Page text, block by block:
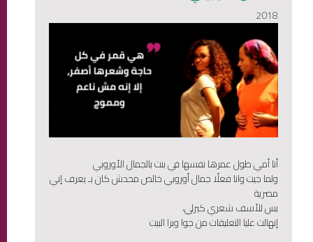
2018
أنا أمي طول عمرها نفسها في بنت بالجمال الأوروبي
ولما جيت وانا فعلًا جمال أوروبي خالص محدش كان بـ يعرف إني
مصرية
بس للأسف شعري كيرلي،
إنهالت عليا التعليقات من جوا وبرا البيت